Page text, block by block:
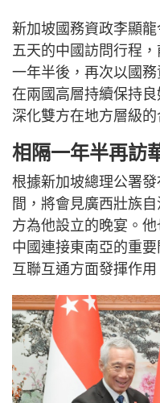
新加坡國務資政李顯
五天的中國訪問行程
一年半後，再次以國
在兩國高層持續保持
深化雙方在地方層級的
相隔一年半再訪
根據新加坡總理公署
間，將會見廣西壯族
方為他設立的晚宴。
中國連接東南亞的重
互聯互通方面發揮作用